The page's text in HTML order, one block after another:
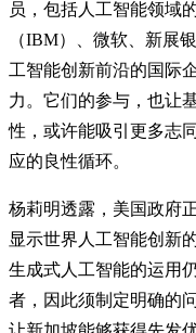
员，包括人工智能领域
（IBM）、微软、新展
工智能创新前沿的国际
力。它们的参与，也让
性，或许能吸引更多志
应的良性循环。
杨莉明透露，美国政府
显示世界人工智能创新
生成式人工智能的运用
者，因此须制定明确的